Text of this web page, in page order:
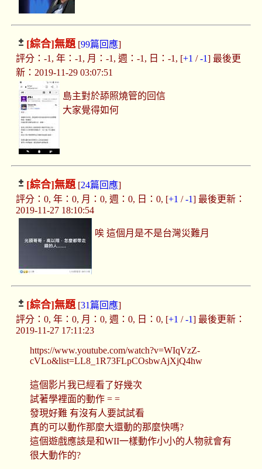
[綜合]無題[99篇回應]
評分：-1, 年：-1, 月：-1, 週：-1, 日：-1, [+1 /-1] 最後更
新：2019-11-29 03:07:51
島主對於舔照燒管的回信
大家覺得如何
[綜合]無題[24篇回應]
評分：0, 年：0, 月：0, 週：0, 日：0, [+1 /-1] 最後更新：
2019-11-27 18:10:54
唉 這個月是不是台灣災難月
[綜合]無題[31篇回應]
評分：0, 年：0, 月：0, 週：0, 日：0, [+1 /-1] 最後更新：
2019-11-27 17:11:23
https://www.youtube.com/watch?v=WIqVzZ-
cVLo&list=LL8_1R73FLpCOsbwAjXjQ4hw
這個影片我已經看了好幾次
試著學裡面的動作 = =
發現好難 有沒有人要試試看
真的可以動作那麼大還動的那麼快嗎?
這個遊戲應該是和WII一樣動作小小的人物就會有
很大動作的?